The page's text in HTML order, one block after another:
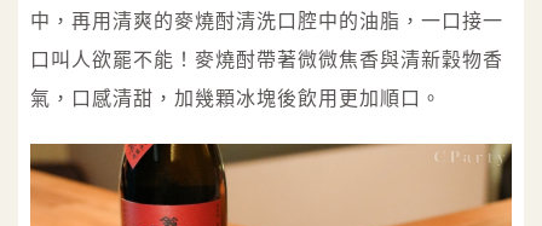
中，再用清爽的麥燒酎清洗口腔中的油脂，一口接一
口叫人欲罷不能！麥燒酎帶著微微焦香與清新穀物香
氣，口感清甜，加幾顆冰塊後飲用更加順口。